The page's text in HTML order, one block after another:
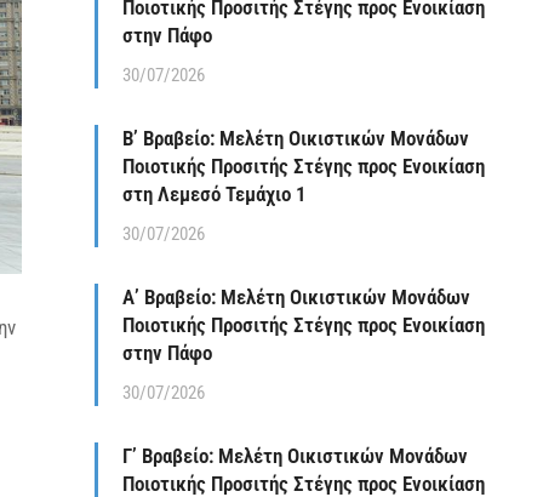
Ποιοτικής Προσιτής Στέγης προς Ενοικίαση
στην Πάφο
30/07/2026
Β’ Βραβείο: Μελέτη Οικιστικών Μονάδων
Ποιοτικής Προσιτής Στέγης προς Ενοικίαση
στη Λεμεσό Τεμάχιο 1
30/07/2026
Α’ Βραβείο: Μελέτη Οικιστικών Μονάδων
Ποιοτικής Προσιτής Στέγης προς Ενοικίαση
στην Πάφο
30/07/2026
Γ’ Βραβείο: Μελέτη Οικιστικών Μονάδων
Ποιοτικής Προσιτής Στέγης προς Ενοικίαση